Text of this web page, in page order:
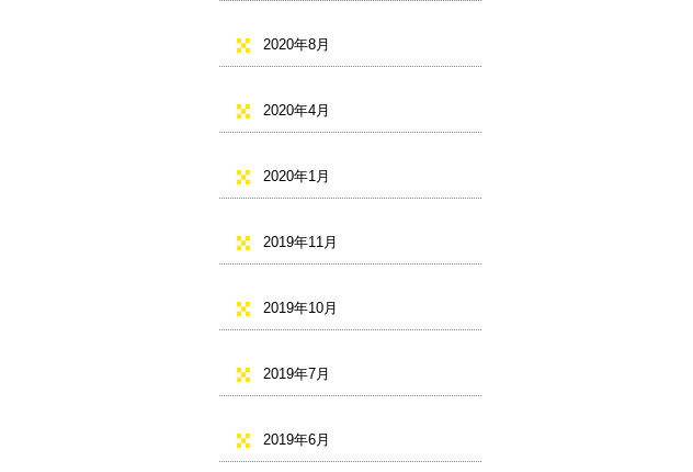
2020年8月
2020年4月
2020年1月
2019年11月
2019年10月
2019年7月
2019年6月